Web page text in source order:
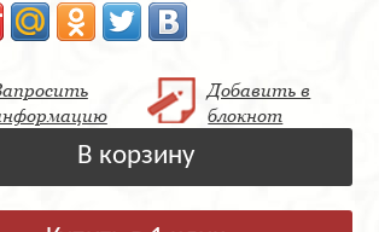
Добавить в
блокнот
В корзину